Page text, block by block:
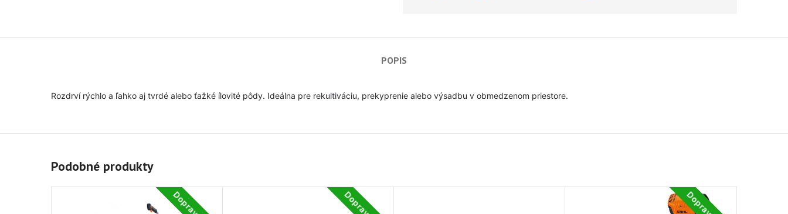
POPIS
Rozdrví rýchlo a ľahko aj tvrdé alebo ťažké ílovité pôdy. Ideálna pre rekultiváciu, prekyprenie alebo výsadbu v obmedzenom priestore.
Podobné produkty